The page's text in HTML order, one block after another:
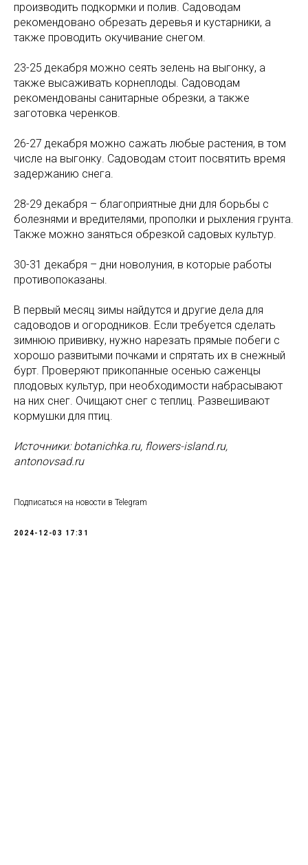
производить подкормки и полив. Садоводам
рекомендовано обрезать деревья и кустарники, а
также проводить окучивание снегом.
23-25 декабря можно сеять зелень на выгонку, а
также высаживать корнеплоды. Садоводам
рекомендованы санитарные обрезки, а также
заготовка черенков.
26-27 декабря можно сажать любые растения, в том
числе на выгонку. Садоводам стоит посвятить время
задержанию снега.
28-29 декабря – благоприятные дни для борьбы с
болезнями и вредителями, прополки и рыхления грунта.
Также можно заняться обрезкой садовых культур.
30-31 декабря – дни новолуния, в которые работы
противопоказаны.
В первый месяц зимы найдутся и другие дела для
садоводов и огородников. Если требуется сделать
зимнюю прививку, нужно нарезать прямые побеги с
хорошо развитыми почками и спрятать их в снежный
бурт. Проверяют прикопанные осенью саженцы
плодовых культур, при необходимости набрасывают
на них снег. Очищают снег с теплиц. Развешивают
кормушки для птиц.
Источники: botanichka.ru, flowers-island.ru,
antonovsad.ru
Подписаться на новости в Telegram
2024-12-03 17:31